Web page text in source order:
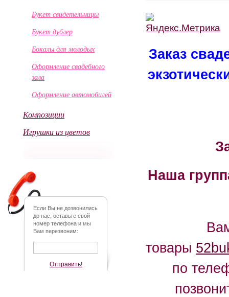
Заказ
Наша
товары
по
Букет свидетельницы
Букет дублер
Бокалы для молодых
Оформление свадебного
зала
Оформление автомобилей
Композиции
Игрушки из цветов
Если Вы не дозвонились
до нас, оставьте свой
номер телефона и мы
Вам перезвоним:
Отправить!